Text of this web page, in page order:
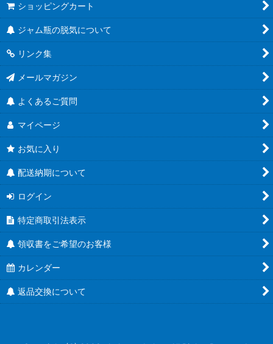
マヨネーズびん
お酒のテイクアウト容器
人気のハーバリウム瓶
蜂蜜キャップ有
結婚式にお勧め！
ユニバーサルデザイン
Ｔ４３ツイスト
Ｔ４８ツイスト
Ｔ５３ツイスト
Ｔ５８ツイスト
ショッピングカート
ジャム瓶の脱気について
リンク集
メールマガジン
よくあるご質問
マイページ
お気に入り
配送納期について
ログイン
特定商取引法表示
領収書をご希望のお客様
カレンダー
返品交換について